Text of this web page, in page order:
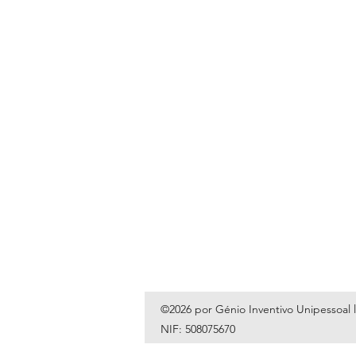
©2026 por Génio Inventivo Unipessoal
NIF: 508075670